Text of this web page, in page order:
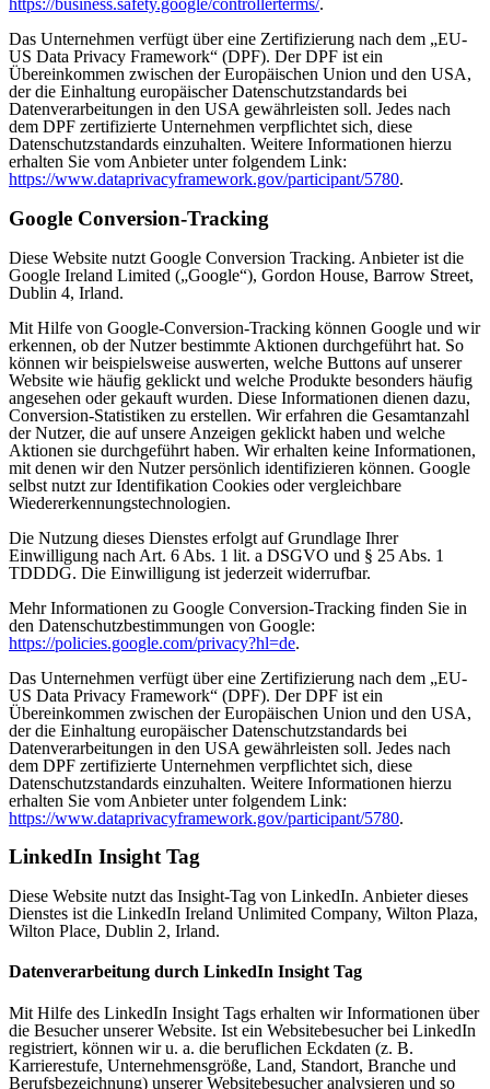
https://business.safety.google/controllerterms/.
Das Unternehmen verfügt über eine Zertifizierung nach dem „EU-
US Data Privacy Framework“ (DPF). Der DPF ist ein
Übereinkommen zwischen der Europäischen Union und den USA,
der die Einhaltung europäischer Datenschutzstandards bei
Datenverarbeitungen in den USA gewährleisten soll. Jedes nach
dem DPF zertifizierte Unternehmen verpflichtet sich, diese
Datenschutzstandards einzuhalten. Weitere Informationen hierzu
erhalten Sie vom Anbieter unter folgendem Link:
https://www.dataprivacyframework.gov/participant/5780.
Google Conversion-Tracking
Diese Website nutzt Google Conversion Tracking. Anbieter ist die
Google Ireland Limited („Google“), Gordon House, Barrow Street,
Dublin 4, Irland.
Mit Hilfe von Google-Conversion-Tracking können Google und wir
erkennen, ob der Nutzer bestimmte Aktionen durchgeführt hat. So
können wir beispielsweise auswerten, welche Buttons auf unserer
Website wie häufig geklickt und welche Produkte besonders häufig
angesehen oder gekauft wurden. Diese Informationen dienen dazu,
Conversion-Statistiken zu erstellen. Wir erfahren die Gesamtanzahl
der Nutzer, die auf unsere Anzeigen geklickt haben und welche
Aktionen sie durchgeführt haben. Wir erhalten keine Informationen,
mit denen wir den Nutzer persönlich identifizieren können. Google
selbst nutzt zur Identifikation Cookies oder vergleichbare
Wiedererkennungstechnologien.
Die Nutzung dieses Dienstes erfolgt auf Grundlage Ihrer
Einwilligung nach Art. 6 Abs. 1 lit. a DSGVO und § 25 Abs. 1
TDDDG. Die Einwilligung ist jederzeit widerrufbar.
Mehr Informationen zu Google Conversion-Tracking finden Sie in
den Datenschutzbestimmungen von Google:
https://policies.google.com/privacy?hl=de.
Das Unternehmen verfügt über eine Zertifizierung nach dem „EU-
US Data Privacy Framework“ (DPF). Der DPF ist ein
Übereinkommen zwischen der Europäischen Union und den USA,
der die Einhaltung europäischer Datenschutzstandards bei
Datenverarbeitungen in den USA gewährleisten soll. Jedes nach
dem DPF zertifizierte Unternehmen verpflichtet sich, diese
Datenschutzstandards einzuhalten. Weitere Informationen hierzu
erhalten Sie vom Anbieter unter folgendem Link:
https://www.dataprivacyframework.gov/participant/5780.
LinkedIn Insight Tag
Diese Website nutzt das Insight-Tag von LinkedIn. Anbieter dieses
Dienstes ist die LinkedIn Ireland Unlimited Company, Wilton Plaza,
Wilton Place, Dublin 2, Irland.
Datenverarbeitung durch LinkedIn Insight Tag
Mit Hilfe des LinkedIn Insight Tags erhalten wir Informationen über
die Besucher unserer Website. Ist ein Websitebesucher bei LinkedIn
registriert, können wir u. a. die beruflichen Eckdaten (z. B.
Karrierestufe, Unternehmensgröße, Land, Standort, Branche und
Berufsbezeichnung) unserer Websitebesucher analysieren und so